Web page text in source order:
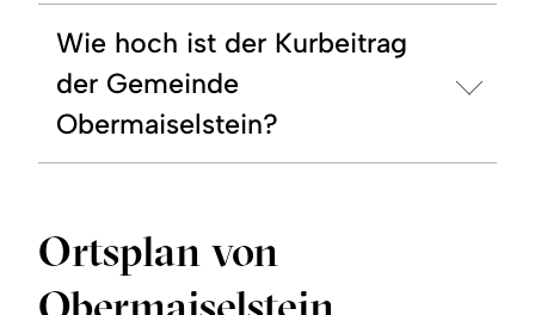
Wie hoch ist der Kurbeitrag
der Gemeinde
Obermaiselstein?
Ortsplan von